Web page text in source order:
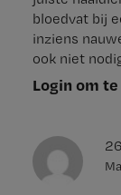
bloedvat bij
inziens
ook niet
Login om